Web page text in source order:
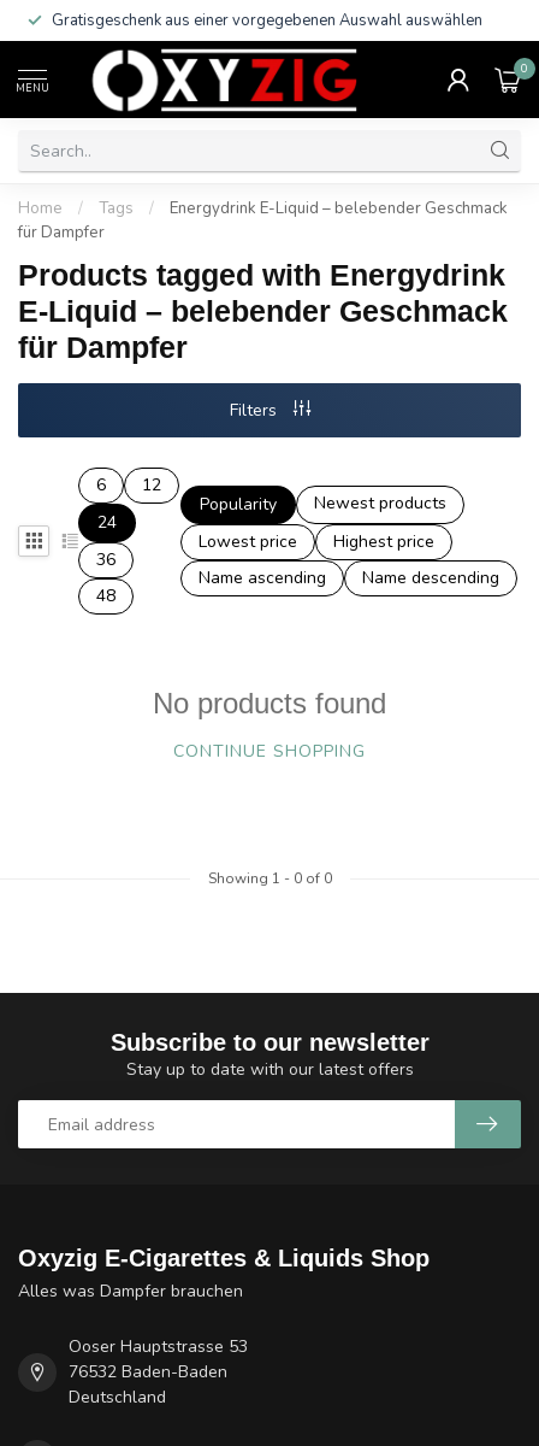
Gratisgeschenk aus einer vorgegebenen Auswahl auswählen
MENU
0
Home / Tags /
Energydrink E-Liquid – belebender Geschmack
für Dampfer
Products tagged with Energydrink
E-Liquid – belebender Geschmack
für Dampfer
Filters
6
12
24
36
48
Popularity
Newest products
Lowest price
Highest price
Name ascending
Name descending
No products found
CONTINUE SHOPPING
Showing 1 - 0of 0
Subscribe to our newsletter
Stay up to date with our latest offers
Oxyzig E-Cigarettes & Liquids Shop
Alles was Dampfer brauchen
Ooser Hauptstrasse 53
76532 Baden-Baden
Deutschland